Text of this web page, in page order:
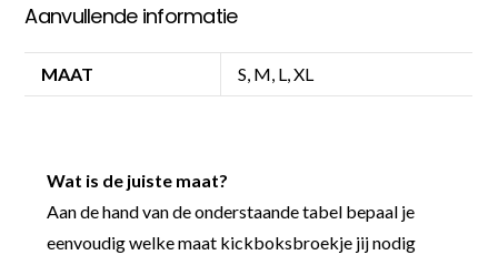
Aanvullende informatie
MAAT S, M, L, XL
Wat is de juiste maat?
Aan de hand van de onderstaande tabel bepaal je
eenvoudig welke maat kickboksbroekje jij nodig